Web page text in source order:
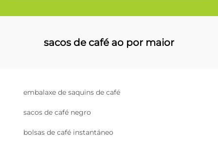
sacos de café ao por maior
embalaxe de saquins de café
sacos de café negro
bolsas de café instantáneo